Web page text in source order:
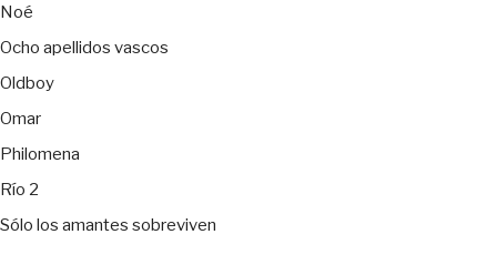
Noé
Ocho apellidos vascos
Oldboy
Omar
Philomena
Río 2
Sólo los amantes sobreviven